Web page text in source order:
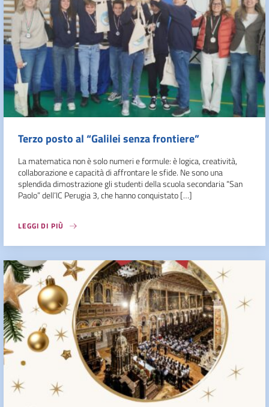
Terzo posto al “Galilei senza frontiere”
La matematica non è solo numeri e formule: è logica, creatività,
collaborazione e capacità di affrontare le sfide. Ne sono una
splendida dimostrazione gli studenti della scuola secondaria “San
Paolo” dell’IC Perugia 3, che hanno conquistato […]
LEGGI DI PIÙ